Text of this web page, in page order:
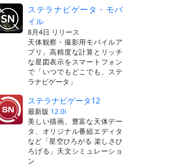
ステラナビゲータ・モバ
イル
8月4日 リリース
天体観察・撮影用モバイルア
プリ。高精度な計算とリッチ
な星図表示をスマートフォン
で「いつでもどこでも、ステ
ラナビゲータ」
ステラナビゲータ12
最新版 12.0i
美しい描画、豊富な天体デー
タ、オリジナル番組エディタ
など「星空ひろがる 楽しさひ
ろげる」天文シミュレーショ
ン